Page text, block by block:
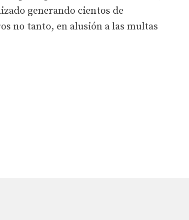
generando cientos de
no tanto, en alusión a las multas